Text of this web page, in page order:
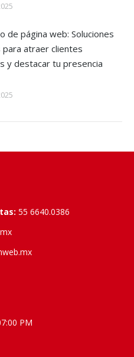
de página web: Soluciones
atraer clientes
y destacar tu presencia
55 6640.0386
PM